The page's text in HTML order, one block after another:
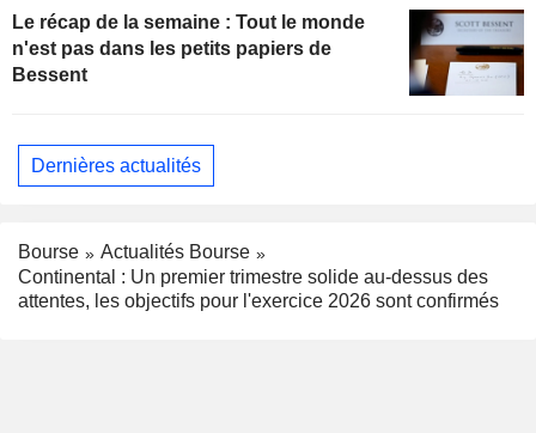
Le récap de la semaine : Tout le monde
n'est pas dans les petits papiers de
Bessent
Dernières actualités
Bourse
Actualités Bourse
Continental : Un premier trimestre solide au-dessus des
attentes, les objectifs pour l'exercice 2026 sont confirmés